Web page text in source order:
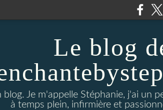
Le blog
Je m'appelle Stéphanie, j'ai un
à temps plein, infirmière et